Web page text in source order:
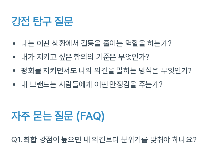
강점 탐구 질문
나는 어떤 상황에서 갈등을 줄이는 역할을 하는가?
내가 지키고 싶은 합의의 기준은 무엇인가?
평화를 지키면서도 나의 의견을 말하는 방식은 무엇인가?
내 브랜드는 사람들에게 어떤 안정감을 주는가?
자주 묻는 질문 (FAQ)
Q1. 화합 강점이 높으면 내 의견보다 분위기를 맞춰야 하나요?